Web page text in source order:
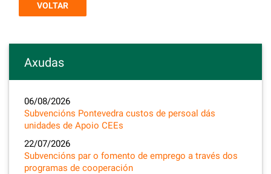
VOLTAR
Axudas
06/08/2026
Subvencións Pontevedra custos de persoal dás
unidades de Apoio CEEs
22/07/2026
Subvencións par o fomento de emprego a través dos
programas de cooperación